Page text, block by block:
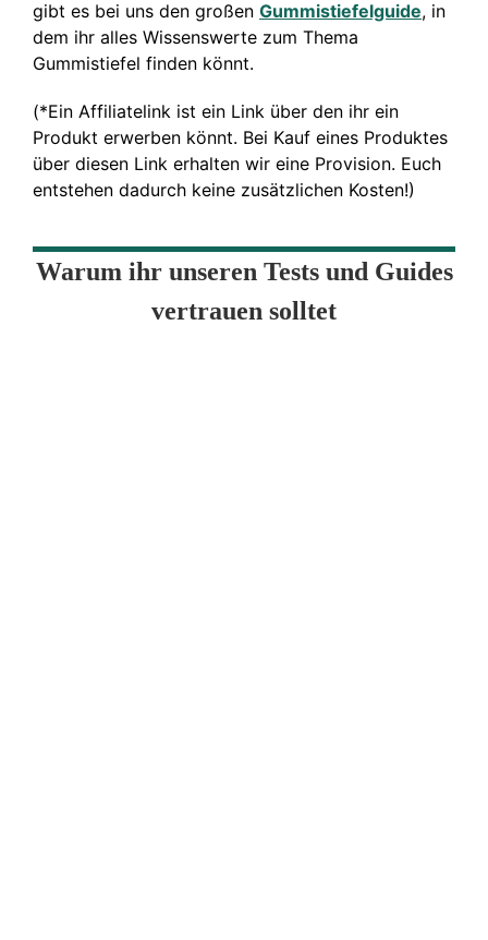
gibt es bei uns den großen Gummistiefelguide, in
dem ihr alles Wissenswerte zum Thema
Gummistiefel finden könnt.
(*Ein Affiliatelink ist ein Link über den ihr ein
Produkt erwerben könnt. Bei Kauf eines Produktes
über diesen Link erhalten wir eine Provision. Euch
entstehen dadurch keine zusätzlichen Kosten!)
Warum ihr unseren Tests und Guides
vertrauen solltet